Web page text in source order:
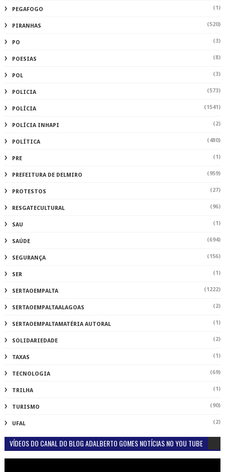
PEGAFOGO (1)
PIRANHAS (520)
PO (3)
POESIAS (8)
POL (3)
POLICIA (573)
POLÍCIA (1541)
POLÍCIA INHAPI (2)
POLÍTICA (480)
PRE (1)
PREFEITURA DE DELMIRO (959)
PROTESTOS (27)
RESGATECULTURAL (96)
SAU (1)
SAÚDE (694)
SEGURANÇA (156)
SER (1)
SERTAOEMPALTA (1222)
SERTAOEMPALTAALAGOAS (2)
SERTAOEMPALTAMATÉRIA AUTORAL (1)
SOLIDARIEDADE (2)
TAXAS (1)
TECNOLOGIA (69)
TRILHA (1)
TURISMO (90)
UFAL (2)
VÍDEOS DO CANAL DO BLOG ADALBERTO GOMES NOTÍCIAS NO YOU TUBE